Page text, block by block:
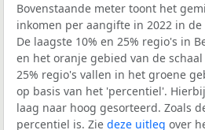
Bovenstaande meter toont het
inkomen per aangifte in 2022 in
De laagste 10% en 25% regio's in
en het oranje gebied van de
25% regio's vallen in het groene
op basis van het 'percentiel'.
laag naar hoog gesorteerd. Zoals
percentiel is. Zie deze uitleg over